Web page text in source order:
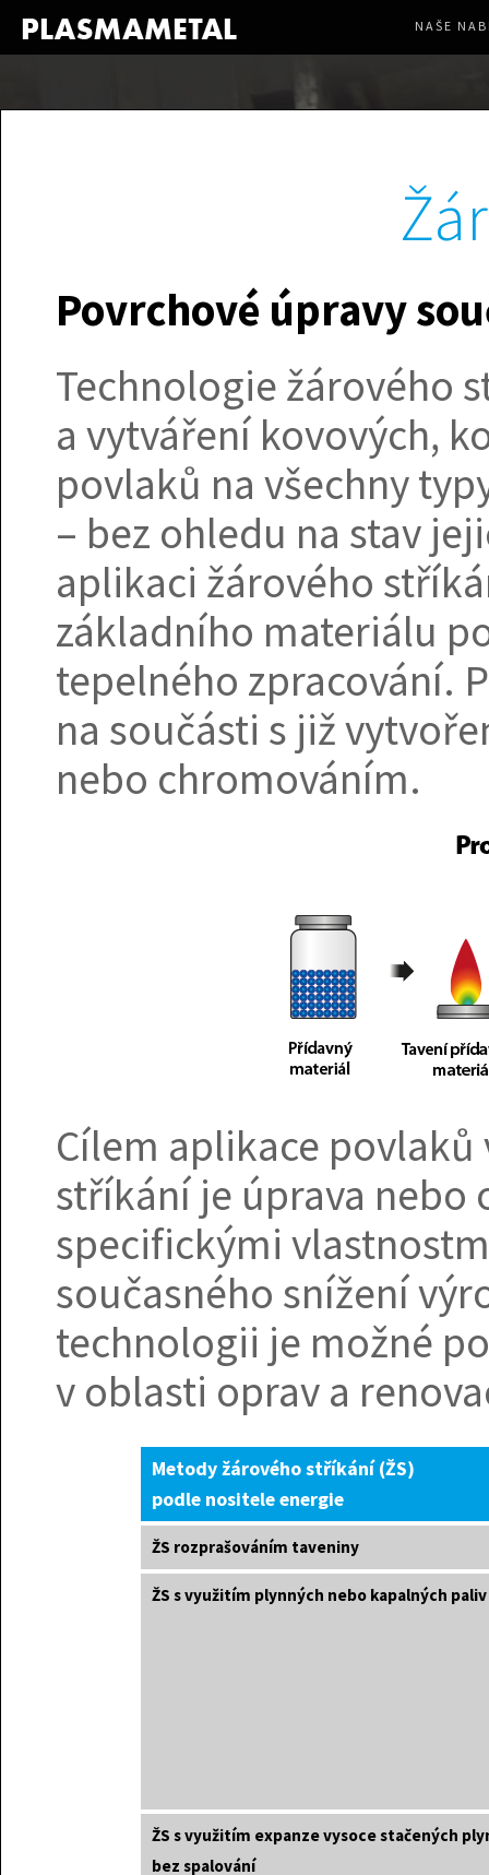
NAŠE
Povrchové úpravy
Technologie žárového
a vytváření kovových,
povlaků na všechny
– bez ohledu na stav
aplikaci žárového
základního materiálu
tepelného zpracování.
na součásti s již
nebo chromováním.
Cílem aplikace
stříkání je úprava nebo
specifickými
současného snížení
technologii je možné
v oblasti oprav a
Metody žárového stříkání (ŽS)
podle nositele energie
ŽS rozprašováním taveniny
ŽS s využitím plynných nebo kapalných paliv
ŽS s využitím expanze vysoce stačených
bez spalování